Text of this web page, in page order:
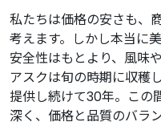
私たちは価格の安さも、
考えます。しかし本当に
安全性はもとより、風味
アスクは旬の時期に収穫
提供し続けて30年。この
深く、価格と品質のバラ